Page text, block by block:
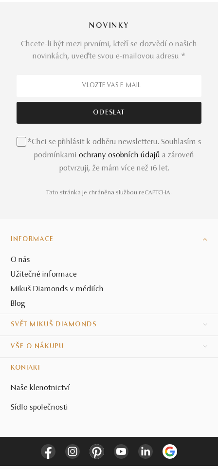
NOVINKY
Chcete-li být mezi prvními, kteří se dozvědí o našich
novinkách, uveďte svou e-mailovou adresu *
*Chci se přihlásit k odběru newsletteru. Souhlasím s
podmínkami ochrany osobních údajů a zároveň
potvrzuji, že mám více než 16 let.
Tato stránka je chráněna službou reCAPTCHA.
INFORMACE
O nás
Užitečné informace
Mikuš Diamonds v médiích
Blog
SVĚT MIKUŠ DIAMONDS
VŠE O NÁKUPU
KONTAKT
Naše klenotnictví
Sídlo společnosti